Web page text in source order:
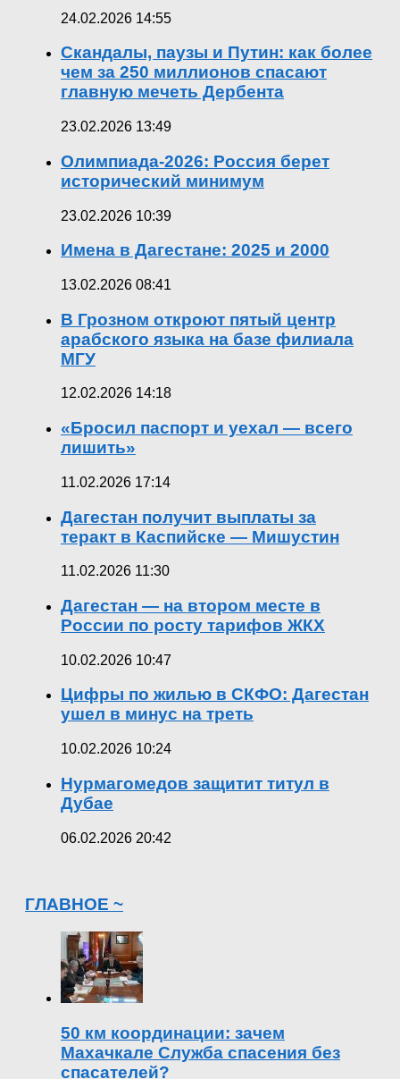
24.02.2026 14:55
Скандалы, паузы и Путин: как более
чем за 250 миллионов спасают
главную мечеть Дербента
23.02.2026 13:49
Олимпиада-2026: Россия берет
исторический минимум
23.02.2026 10:39
Имена в Дагестане: 2025 и 2000
13.02.2026 08:41
В Грозном откроют пятый центр
арабского языка на базе филиала
МГУ
12.02.2026 14:18
«Бросил паспорт и уехал — всего
лишить»
11.02.2026 17:14
Дагестан получит выплаты за
теракт в Каспийске — Мишустин
11.02.2026 11:30
Дагестан — на втором месте в
России по росту тарифов ЖКХ
10.02.2026 10:47
Цифры по жилью в СКФО: Дагестан
ушел в минус на треть
10.02.2026 10:24
Нурмагомедов защитит титул в
Дубае
06.02.2026 20:42
ГЛАВНОЕ ~
50 км координации: зачем
Махачкале Служба спасения без
спасателей?